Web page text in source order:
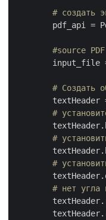
# создать
pdf_api =
#source
input_file
# Создать
textHeader
#
#
#
# нет угла